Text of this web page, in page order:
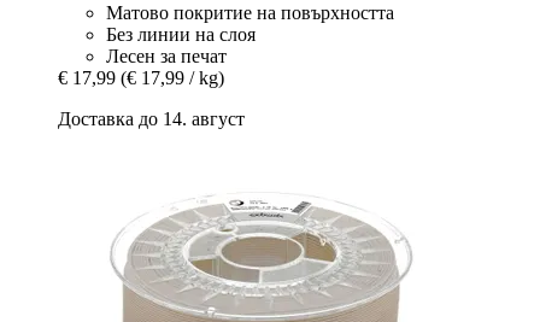
Матово покритие на повърхността
Без линии на слоя
Лесен за печат
€ 17,99 (€ 17,99 / kg)
Доставка до 14. август